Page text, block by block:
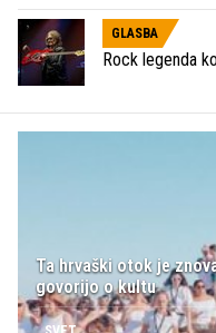
GLASBA
Rock legenda
Ta hrvaški otok je
govorijo o kultu